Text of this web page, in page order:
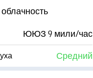
ЮЮЗ 9 мили/час
Средний